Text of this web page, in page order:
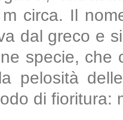
circa. Il
dal greco e
specie, che
pelosità
di fioritura: